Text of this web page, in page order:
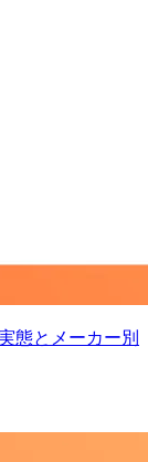
態とメーカー別